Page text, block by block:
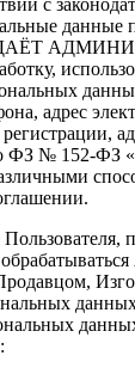
с
данные
ДАЁТ
адрес
ФЗ № 152-ФЗ